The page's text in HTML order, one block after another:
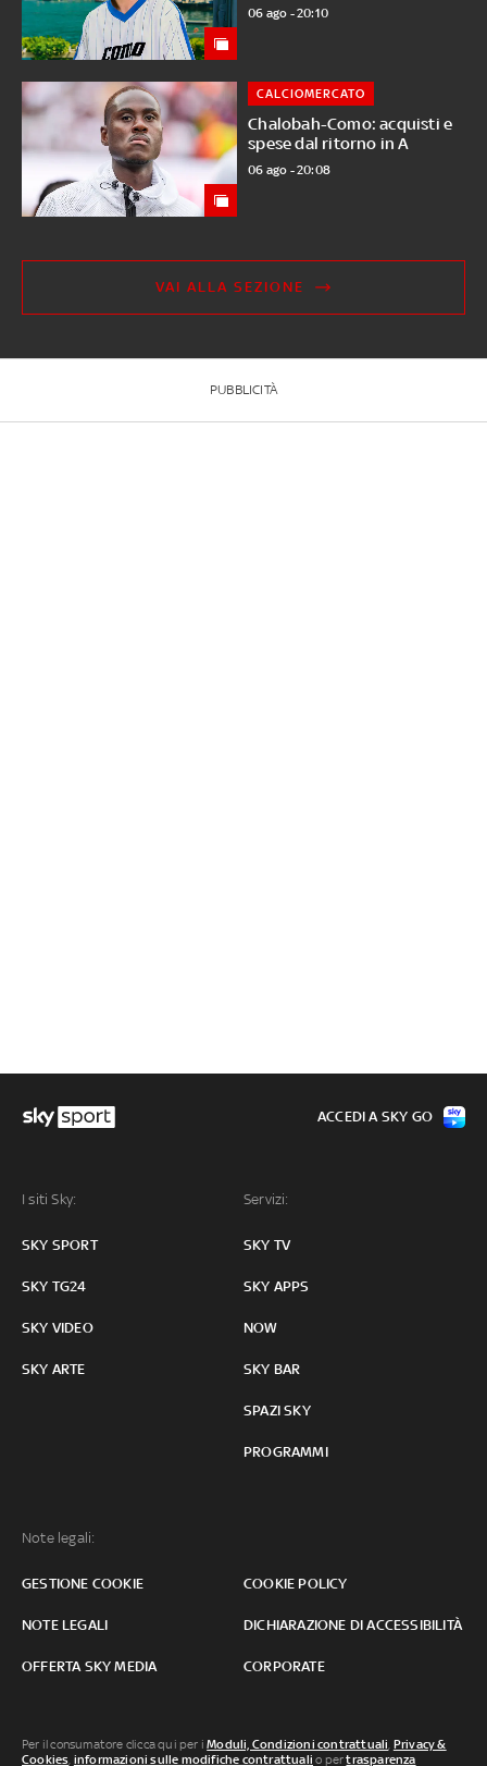
06 ago - 20:10
Chalobah-Como: acquisti e
spese dal ritorno in A
CALCIOMERCATO
06 ago - 20:08
VAI ALLA SEZIONE
PUBBLICITÀ
I siti Sky:
SKY SPORT
SKY TG24
SKY VIDEO
SKY ARTE
Servizi:
SKY TV
SKY APPS
NOW
SKY BAR
SPAZI SKY
PROGRAMMI
Note legali:
GESTIONE COOKIE COOKIE POLICY
NOTE LEGALI DICHIARAZIONE DI ACCESSIBILITÀ
OFFERTA SKY MEDIA CORPORATE
ACCEDI A SKY GO
Per il consumatore clicca qui per iModuli, Condizioni contrattuali, Privacy &
Cookies, informazioni sulle modifiche contrattuali o pertrasparenza